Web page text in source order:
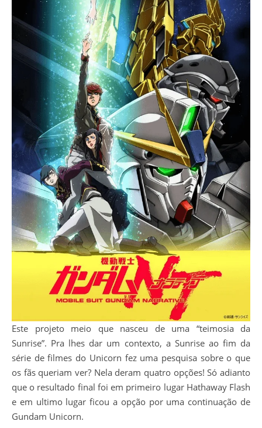
Este projeto meio que nasceu de uma “teimosia da
Sunrise”. Pra lhes dar um contexto, a Sunrise ao fim da
série de filmes do Unicorn fez uma pesquisa sobre o que
os fãs queriam ver? Nela deram quatro opções! Só adianto
que o resultado final foi em primeiro lugar Hathaway Flash
e em ultimo lugar ficou a opção por uma continuação de
Gundam Unicorn.